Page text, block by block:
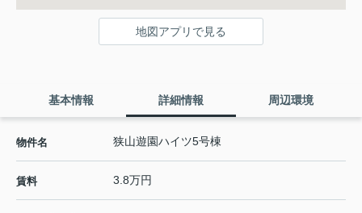
地図アプリで見る
基本情報 詳細情報 周辺環境
物件名 狭山遊園ハイツ5号棟
賃料 3.8万円